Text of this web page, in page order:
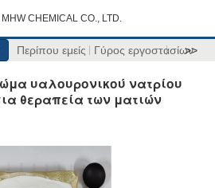
CHEMICAL CO., LTD.
Περίπου εμείς Γύρος εργοστασίων
>>
υαλουρονικού νατρίου
θεραπεία των ματιών